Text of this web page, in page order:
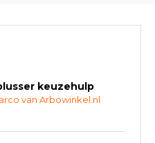
keuzehulp
van Arbowinkel.nl